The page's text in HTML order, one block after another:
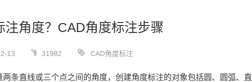
注角度？CAD角度标注步骤
13 31982 CAD角度标注
两条直线或三个点之间的角度，创建角度标注的对象包括圆、圆弧、直